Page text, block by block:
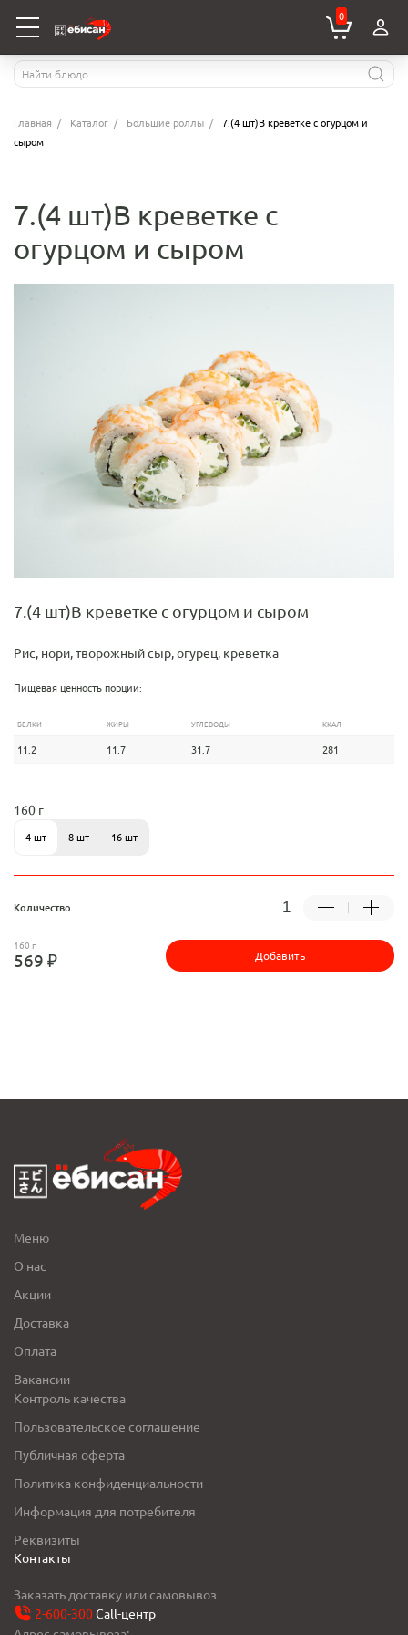
0
Главная Каталог Большие роллы
7.(4 шт)В креветке с огурцом и
сыром
7.(4 шт)В креветке с
огурцом и сыром
7.(4 шт)В креветке с огурцом и сыром
Рис, нори, творожный сыр, огурец, креветка
Пищевая ценность порции:
БЕЛКИ ЖИРЫ УГЛЕВОДЫ ККАЛ
11.2 11.7 31.7 281
160 г
4 шт 8 шт 16 шт
Количество
160 г
569 ₽ Добавить
Меню
О нас
Акции
Доставка
Оплата
Вакансии
Контроль качества
Пользовательское соглашение
Публичная оферта
Политика конфиденциальности
Информация для потребителя
Реквизиты
Контакты
Заказать доставку или самовывоз
2-600-300Call-центр